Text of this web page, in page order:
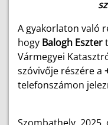
A gyakorlaton való
hogy Balogh Eszter
Vármegyei
szóvivője részére a
telefonszámon